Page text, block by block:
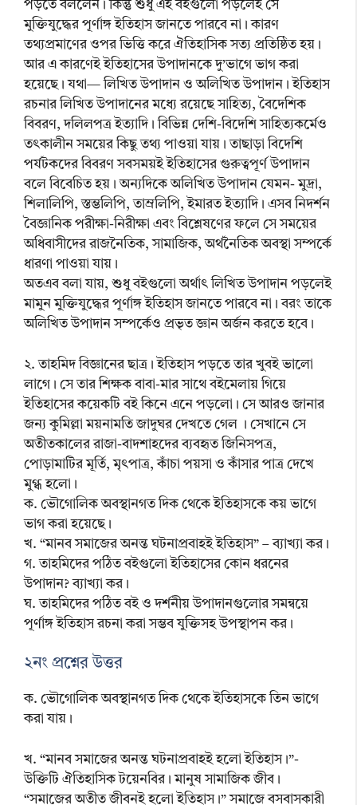
পড়তে বললেন। কিন্তু শুধু এই বইগুলো পড়লেই সে
মুক্তিযুদ্ধের পূর্ণাঙ্গ ইতিহাস জানতে পারবে না। কারণ
তথ্যপ্রমাণের ওপর ভিত্তি করে ঐতিহাসিক সত্য প্রতিষ্ঠিত হয়।
আর এ কারণেই ইতিহাসের উপাদানকে দু’ভাগে ভাগ করা
হয়েছে। যথা— লিখিত উপাদান ও অলিখিত উপাদান। ইতিহাস
রচনার লিখিত উপাদানের মধ্যে রয়েছে সাহিত্য, বৈদেশিক
বিবরণ, দলিলপত্র ইত্যাদি। বিভিন্ন দেশি-বিদেশি সাহিত্যকর্মেও
তৎকালীন সময়ের কিছু তথ্য পাওয়া যায়। তাছাড়া বিদেশি
পর্যটকদের বিবরণ সবসময়ই ইতিহাসের গুরুত্বপূর্ণ উপাদান
বলে বিবেচিত হয়। অন্যদিকে অলিখিত উপাদান যেমন- মুদ্রা,
শিলালিপি, স্তম্ভলিপি, তাম্রলিপি, ইমারত ইত্যাদি। এসব নিদর্শন
বৈজ্ঞানিক পরীক্ষা-নিরীক্ষা এবং বিশ্লেষণের ফলে সে সময়ের
অধিবাসীদের রাজনৈতিক, সামাজিক, অর্থনৈতিক অবস্থা সম্পর্কে
ধারণা পাওয়া যায়।
অতএব বলা যায়, শুধু বইগুলো অর্থাৎ লিখিত উপাদান পড়লেই
মামুন মুক্তিযুদ্ধের পূর্ণাঙ্গ ইতিহাস জানতে পারবে না। বরং তাকে
অলিখিত উপাদান সম্পর্কেও প্রভৃত জ্ঞান অর্জন করতে হবে।
২. তাহমিদ বিজ্ঞানের ছাত্র। ইতিহাস পড়তে তার খুবই ভালো
লাগে। সে তার শিক্ষক বাবা-মার সাথে বইমেলায় গিয়ে
ইতিহাসের কয়েকটি বই কিনে এনে পড়লো। সে আরও জানার
জন্য কুমিল্লা ময়নামতি জাদুঘর দেখতে গেল । সেখানে সে
অতীতকালের রাজা-বাদশাহদের ব্যবহৃত জিনিসপত্র,
পোড়ামাটির মূর্তি, মৃৎপাত্র, কাঁচা পয়সা ও কাঁসার পাত্র দেখে
মুগ্ধ হলো।
ক. ভৌগোলিক অবস্থানগত দিক থেকে ইতিহাসকে কয় ভাগে
ভাগ করা হয়েছে।
খ. “মানব সমাজের অনন্ত ঘটনাপ্রবাহই ইতিহাস” – ব্যাখ্যা কর।
গ. তাহমিদের পঠিত বইগুলো ইতিহাসের কোন ধরনের
উপাদান? ব্যাখ্যা কর।
ঘ. তাহমিদের পঠিত বই ও দর্শনীয় উপাদানগুলোর সমন্বয়ে
পূর্ণাঙ্গ ইতিহাস রচনা করা সম্ভব যুক্তিসহ উপস্থাপন কর।
২নং প্রশ্নের উত্তর
ক. ভৌগোলিক অবস্থানগত দিক থেকে ইতিহাসকে তিন ভাগে
করা যায়।
খ. “মানব সমাজের অনন্ত ঘটনাপ্রবাহই হলো ইতিহাস।”-
উক্তিটি ঐতিহাসিক টয়েনবির। মানুষ সামাজিক জীব।
“সমাজের অতীত জীবনই হলো ইতিহাস।” সমাজে বসবাসকারী